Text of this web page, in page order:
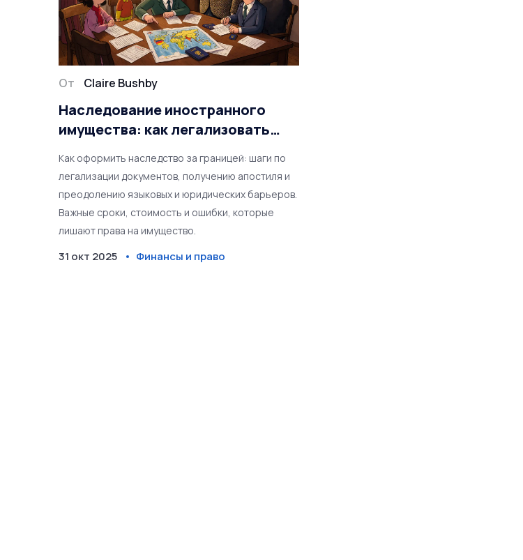
От Claire Bushby
Наследование иностранного
имущества: как легализовать
Как оформить наследство за границей: шаги по
легализации документов, получению апостиля и
преодолению языковых и юридических барьеров.
Важные сроки, стоимость и ошибки, которые
лишают права на имущество.
31 окт 2025 Финансы и право